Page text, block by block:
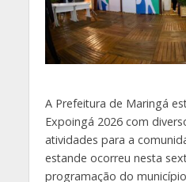
A Prefeitura de Maringá
Expoingá 2026 com
atividades para a
estande ocorreu nesta
programação do